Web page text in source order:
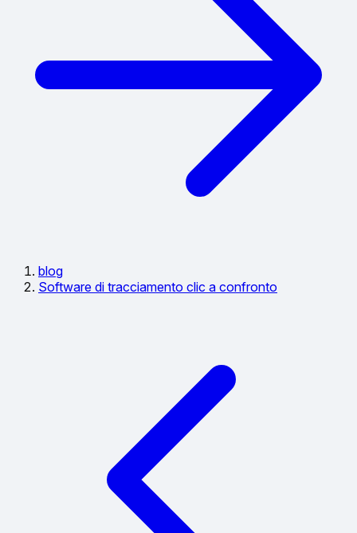
blog
Software di tracciamento clic a confronto